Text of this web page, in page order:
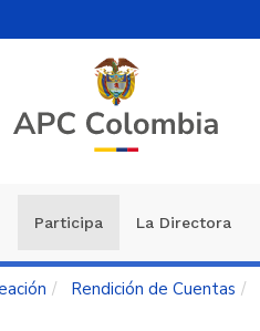
Participa La Directora
Rendición de Cuentas